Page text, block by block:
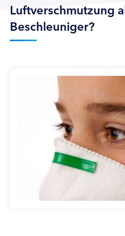
Luftverschmutzung
Beschleuniger?